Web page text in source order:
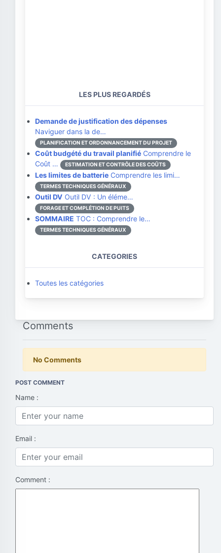
LES PLUS REGARDÉS
Demande de justification des dépenses
Naviguer dans la de…
PLANIFICATION ET ORDONNANCEMENT DU PROJET
Coût budgété du travail planifié Comprendre le
Coût …
ESTIMATION ET CONTRÔLE DES COÛTS
Les limites de batterie Comprendre les limi…
TERMES TECHNIQUES GÉNÉRAUX
Outil DV Outil DV : Un éléme…
FORAGE ET COMPLÉTION DE PUITS
SOMMAIRE TOC : Comprendre le…
TERMES TECHNIQUES GÉNÉRAUX
CATEGORIES
Toutes les catégories
Comments
No Comments
POST COMMENT
Name :
Email :
Comment :